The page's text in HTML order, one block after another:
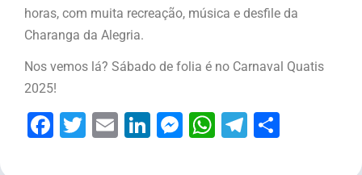
horas, com muita recreação, música e desfile da
Charanga da Alegria.
Nos vemos lá? Sábado de folia é no Carnaval Quatis
2025!
Facebook
Twitter
EmailLinkedIn
Messenger
WhatsApp
Telegram